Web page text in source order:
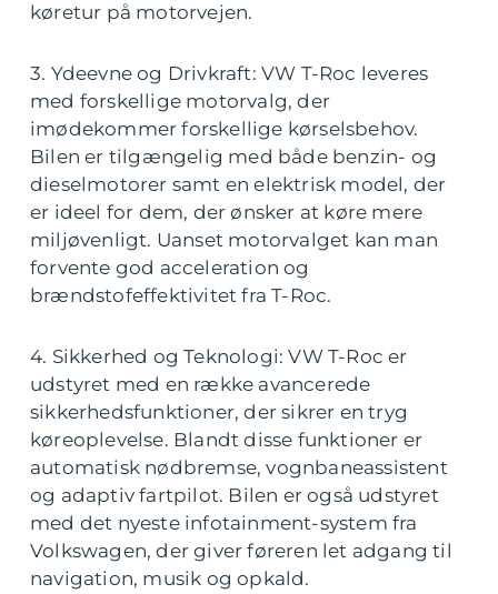
køretur på motorvejen.
3. Ydeevne og Drivkraft: VW T-Roc leveres
med forskellige motorvalg, der
imødekommer forskellige kørselsbehov.
Bilen er tilgængelig med både benzin- og
dieselmotorer samt en elektrisk model, der
er ideel for dem, der ønsker at køre mere
miljøvenligt. Uanset motorvalget kan man
forvente god acceleration og
brændstofeffektivitet fra T-Roc.
4. Sikkerhed og Teknologi: VW T-Roc er
udstyret med en række avancerede
sikkerhedsfunktioner, der sikrer en tryg
køreoplevelse. Blandt disse funktioner er
automatisk nødbremse, vognbaneassistent
og adaptiv fartpilot. Bilen er også udstyret
med det nyeste infotainment-system fra
Volkswagen, der giver føreren let adgang til
navigation, musik og opkald.